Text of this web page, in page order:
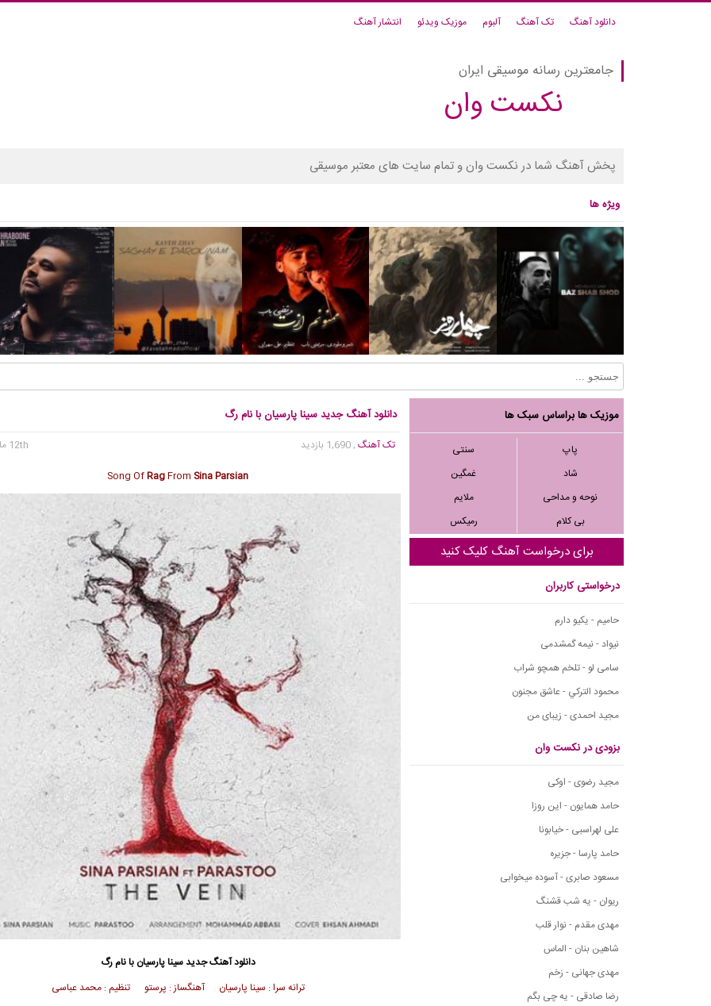
دانلود آهنگ تک آهنگ آلبوم موزیک ویدئو انتشار آهنگ
جامعترین رسانه موسیقی ایران
نکست وان
پخش آهنگ شما در نکست وان و تمام سایت های معتبر موسیقی
ویژه ها
موزیک ها براساس سبک ها
پاپ
سنتی
شاد
غمگین
نوحه و مداحی
ملایم
بی کلام
رمیکس
برای درخواست آهنگ کلیک کنید
درخواستی کاربران
حامیم - یکیو دارم
نیواد - نیمه گمشدمی
سامی لو - تلخم همچو شراب
محمود التركي - عاشق مجنون
مجید احمدی - زیبای من
بزودی در نکست وان
مجید رضوی - اوکی
حامد همایون - این روزا
علی لهراسبی - خیابونا
حامد پارسا - جزیره
مسعود صابری - آسوده میخوابی
ریوان - یه شب قشنگ
مهدی مقدم - نوار قلب
شاهین بنان - الماس
مهدی جهانی - زخم
رضا صادقی - یه چی بگم
دانلود آهنگ جدید سینا پارسیان با نام رگ
تک آهنگ, 1,690 بازدید
12th مارس 2020
Song OfRagFrom Sina Parsian
دانلود آهنگ جدیدسینا پارسیان با نام رگ
ترانه سرا : سینا پارسیان آهنگساز : پرستو تنظیم : محمد عباسی